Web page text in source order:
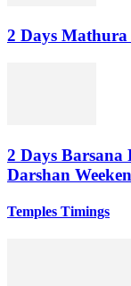
2 Days Mathura
2 Days
Darshan
Temples Timings